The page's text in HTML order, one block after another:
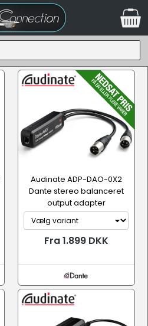
Audinate ADP-DAO-0X2
Dante stereo balanceret
output adapter
Fra 1.899 DKK